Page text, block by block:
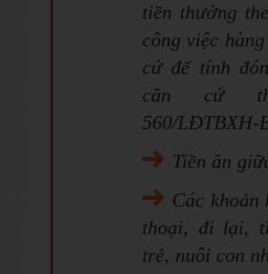
tiền thưởng
công việc
cứ để tính
căn cứ
560/LĐTBXH-
Tiền ăn
Các khoản
thoại, đi lại,
trẻ, nuôi con